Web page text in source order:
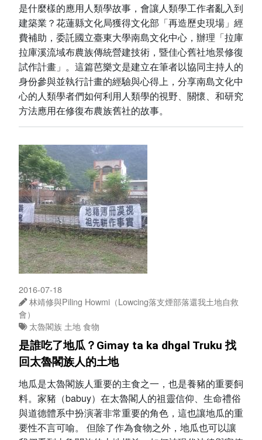
是什麼樣的應用人類學故事，會讓人類學工作者亂入到
建築業？花蓮縣文化局獲得文化部「再造歷史現場」經
費補助，委託國立臺東大學南島文化中心，辦理「拉庫
拉庫溪流域布農族傳統營建技術，暨佳心舊社地景修復
試作計畫」。這篇芭樂文是建立在筆者以協同主持人的
身份參與並執行計畫的經驗與心得上，分享南島文化中
心的人類學者們如何利用人類學的視野、關懷、和研究
方法應用在修復布農族舊社的故事。
2016-07-18
林靖修與Piling Howmi（Lowcing落支煙部落還我土地自救
會）
太魯閣族 土地食物
是誰吃了地瓜？Gimay ta ka dhgal Truku 找
回太魯閣族人的土地
地瓜是太魯閣族人重要的主食之一，也是養豬的重要飼
料。家豬（babuy）在太魯閣人的祖靈信仰、生命禮俗
與道德體系中扮演著非常重要的角色，這也讓地瓜的重
要性不言可喻。 但除了作為食物之外，地瓜也可以讓